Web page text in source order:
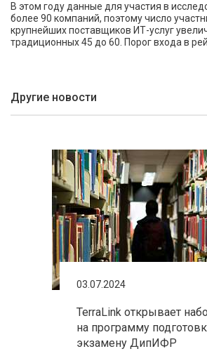
В этом году данные для участия в
более 90 компаний, поэтому число
крупнейших поставщиков ИТ-услуг
традиционных 45 до 60. Порог входа в
Другие новости
03.07.2024
TerraLink открывает
на программу
экзамену ДипИФР